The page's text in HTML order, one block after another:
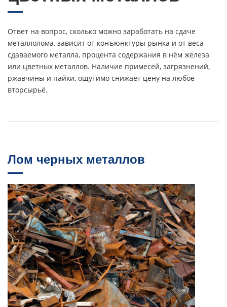
Ответ на вопрос, сколько можно заработать на сдаче
металлолома, зависит от конъюнктуры рынка и от веса
сдаваемого металла, процента содержания в нём железа
или цветных металлов. Наличие примесей, загрязнений,
ржавчины и пайки, ощутимо снижает цену на любое
вторсырьё.
Лом черных металлов